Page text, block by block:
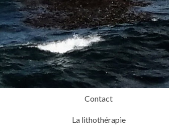
Contact
La lithothérapie